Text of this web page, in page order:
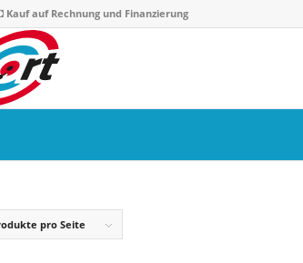
Kauf auf Rechnung und Finanzierung
pro Seite